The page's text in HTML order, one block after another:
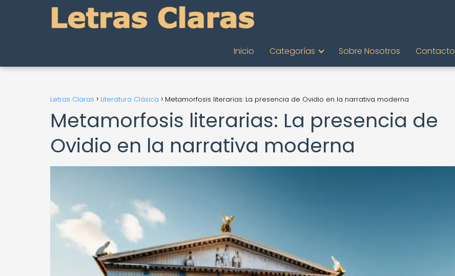
Inicio Categorías Sobre Nosotros Contacto
Letras Claras Literatura Clásica Metamorfosis literarias: La presencia de Ovidio en la narrativa moderna
Metamorfosis literarias: La presencia de
Ovidio en la narrativa moderna